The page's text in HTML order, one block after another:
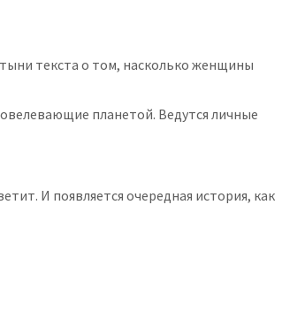
текста о том, насколько женщины
планетой. Ведутся личные
И появляется очередная история, как